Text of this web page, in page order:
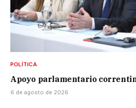
POLÍTICA
Apoyo parlamentario
6 de agosto de 2026